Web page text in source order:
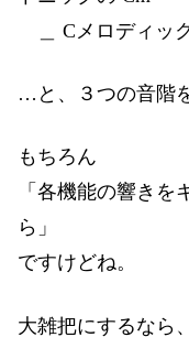
＿ Cメロディッ
…と、３つの音階
もちろん
「各機能の響き
ら」
ですけどね。
大雑把にするなら